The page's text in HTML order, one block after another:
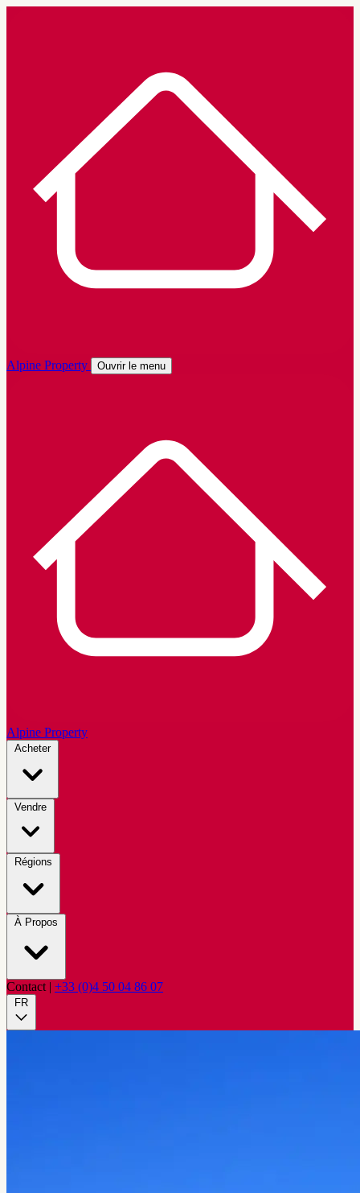
Alpine Property Ouvrir le menu
Alpine Property
Acheter
Vendre
Régions
À Propos
Contact | +33 (0)4 50 04 86 07
FR